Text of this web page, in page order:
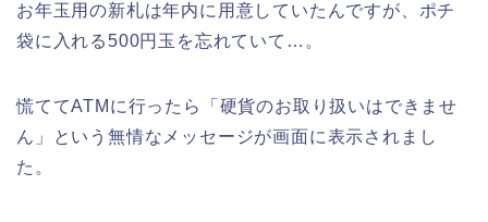
名古屋城桜まつり(春まつり)2026の屋
台・出店は?混雑情報も!
お年玉用の新札は年内に用意していたんですが、ポチ
袋に入れる500円玉を忘れていて…。
慌ててATMに行ったら「硬貨のお取り扱いはできませ
ん」という無情なメッセージが画面に表示されまし
た。